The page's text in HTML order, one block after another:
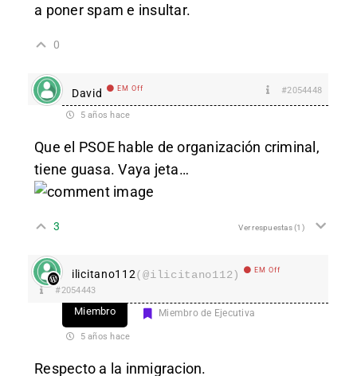
a poner spam e insultar.
0
David EM Off #2054448
5 años hace
Que el PSOE hable de organización criminal,
tiene guasa. Vaya jeta…
3 Ver respuestas(1)
ilicitano112(@ilicitano112) EM Off
#2054443
Miembro Miembro de Ejecutiva
5 años hace
Respecto a la inmigracion.